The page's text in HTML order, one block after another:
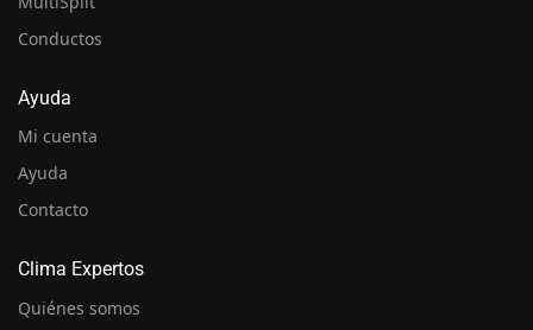
Conductos
Ayuda
Mi cuenta
Ayuda
Contacto
Clima Expertos
Quiénes somos